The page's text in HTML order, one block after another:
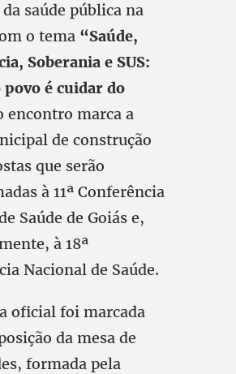
saúde pública na
o tema “Saúde,
Soberania e SUS:
é cuidar do
encontro marca a
de construção
que serão
à 11ª Conferência
Saúde de Goiás e,
à 18ª
Nacional de Saúde.
oficial foi marcada
da mesa de
formada pela